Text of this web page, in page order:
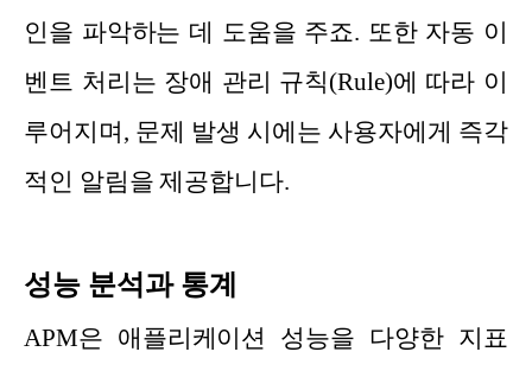
인을 파악하는 데 도움을 주죠. 또한 자동 이
벤트 처리는 장애 관리 규칙(Rule)에 따라 이
루어지며, 문제 발생 시에는 사용자에게 즉각
적인 알림을 제공합니다.
성능 분석과 통계
APM은 애플리케이션 성능을 다양한 지표